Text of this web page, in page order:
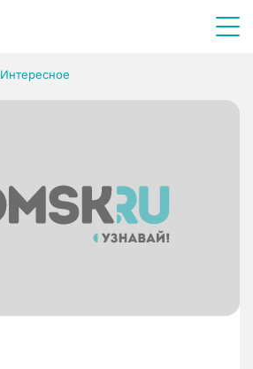
Интересное